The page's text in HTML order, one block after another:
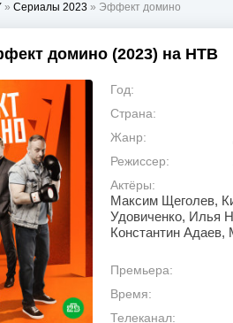
» Сериалы 2023 » Эффект домино
домино (2023) на НТВ
Год:
Страна:
Жанр:
Режиссер:
Актёры:
Максим Щеголев,
Удовиченко, Илья
Константин
Премьера:
Время:
Телеканал: